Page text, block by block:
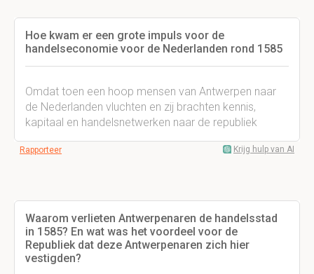
Hoe kwam er een grote impuls voor de
handelseconomie voor de Nederlanden rond 1585
Omdat toen een hoop mensen van Antwerpen naar
de Nederlanden vluchten en zij brachten kennis,
kapitaal en handelsnetwerken naar de republiek
Rapporteer Krijg hulp van AI
Waarom verlieten Antwerpenaren de handelsstad
in 1585? En wat was het voordeel voor de
Republiek dat deze Antwerpenaren zich hier
vestigden?